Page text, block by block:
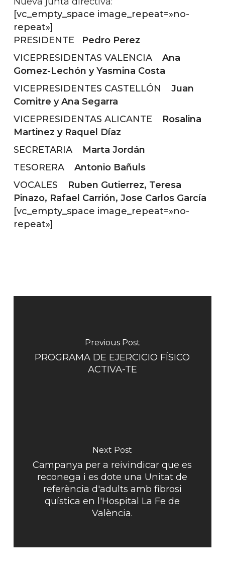
[vc_empty_space image_repeat=»no-
repeat»]
PRESIDENTE Pedro Perez
VICEPRESIDENTAS VALENCIA Ana
Gomez-Lechón y Yasmina Costa
VICEPRESIDENTES CASTELLÓN Juan
Comitre y Ana Segarra
VICEPRESIDENTAS ALICANTE Rosalina
Martinez y Raquel Díaz
SECRETARIA Marta Jordán
TESORERA Antonio Bañuls
VOCALES Ruben Gutierrez, Teresa
Pinazo, Rafael Carrión, Jose Carlos García
[vc_empty_space image_repeat=»no-
repeat»]
Previous Post
PROGRAMA DE EJERCICIO FÍSICO
ACTIVA-TE
Next Post
Campanya per a reivindicar que es
reconega i es dote una Unitat de
referència d'adults amb fibrosi
quística en l'Hospital La Fe de
València.